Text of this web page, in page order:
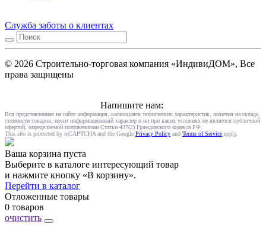
Служба заботы о клиентах
© 2026 Строительно-торговая компания «ИндивиДОМ», Все
права защищены
Напишите нам:
Вся представленная на сайте информация, касающаяся технических характеристик, наличия на складе,
стоимости товаров, носит информационный характер и ни при каких условиях не является публичной
офертой, определяемой положениями Статьи 437(2) Гражданского кодекса РФ.
This site is protected by reCAPTCHA and the Google Privacy Policy and Terms of Service apply.
Ваша корзина пуста
Выберите в каталоге интересующий товар
и нажмите кнопку «В корзину».
Перейти в каталог
Отложенные товары
0 товаров
очистить